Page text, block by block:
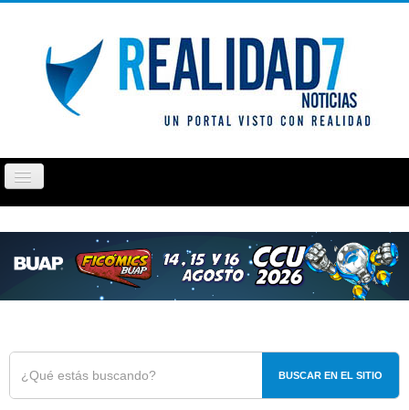
Cambiar
navegación
PUEBLA TLAXCALA OPINIÓN
BUSCAR EN EL SITIO